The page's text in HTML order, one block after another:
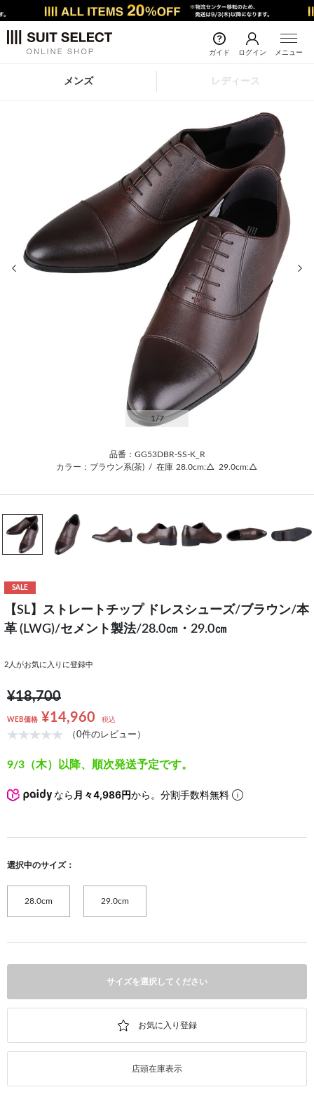
ガイド ログイン メニュー
メンズ レディース
前の画像
1 /7
品番：GG53DBR-SS-K_R
カラー：ブラウン系(茶)
/ 在庫 28.0cm:△ 29.0cm:△
SALE
【SL】ストレートチップ ドレスシューズ/ブラウン/本
革 (LWG)/セメント製法/28.0㎝・29.0㎝
2 人がお気に入りに登録中
¥18,700
WEB価格 ¥14,960 税込
（0件のレビュー）
9/3（木）以降、順次発送予定です。
なら 月々4,986円から。分割手数料無料
選択中のサイズ：
28.0cm 29.0cm
サイズを選択してください
店頭在庫表示